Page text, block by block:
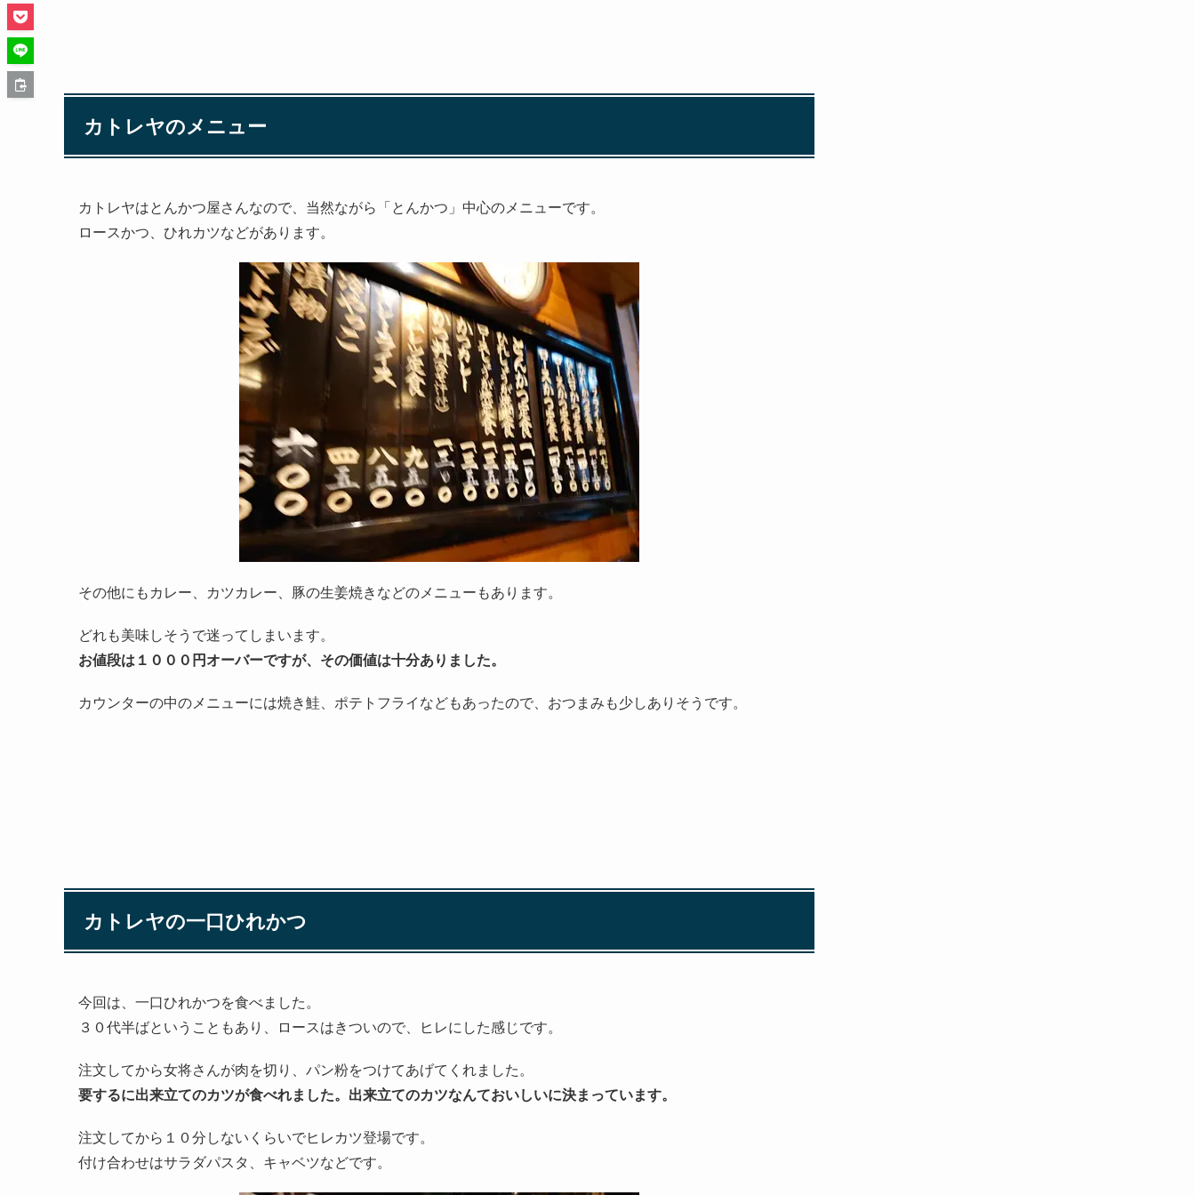
カトレヤのメニュー
カトレヤはとんかつ屋さんなので、当然ながら「とんかつ」中心のメニューです。
ロースかつ、ひれカツなどがあります。
その他にもカレー、カツカレー、豚の生姜焼きなどのメニューもあります。
どれも美味しそうで迷ってしまいます。
お値段は１０００円オーバーですが、その価値は十分ありました。
カウンターの中のメニューには焼き鮭、ポテトフライなどもあったので、おつまみも少しありそうです。
カトレヤの一口ひれかつ
今回は、一口ひれかつを食べました。
３０代半ばということもあり、ロースはきついので、ヒレにした感じです。
注文してから女将さんが肉を切り、パン粉をつけてあげてくれました。
要するに出来立てのカツが食べれました。出来立てのカツなんておいしいに決まっています。
注文してから１０分しないくらいでヒレカツ登場です。
付け合わせはサラダパスタ、キャベツなどです。